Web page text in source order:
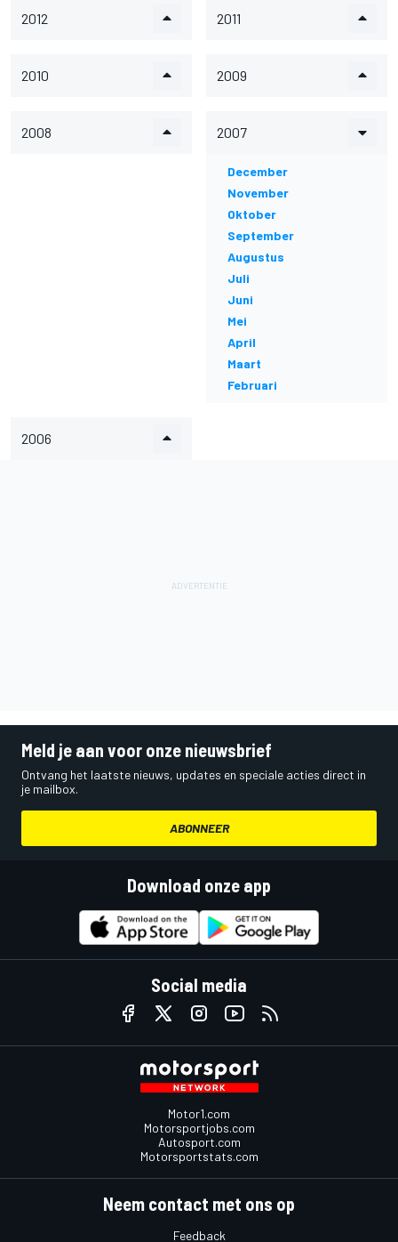
2012 2011
2010 2009
2008 2007
December
November
Oktober
September
Augustus
Juli
Juni
Mei
April
Maart
Februari
2006
Meld je aan voor onze nieuwsbrief
Ontvang het laatste nieuws, updates en speciale acties direct in
je mailbox.
ABONNEER
Download onze app
Social media
Motor1.com
Motorsportjobs.com
Autosport.com
Motorsportstats.com
Neem contact met ons op
Feedback